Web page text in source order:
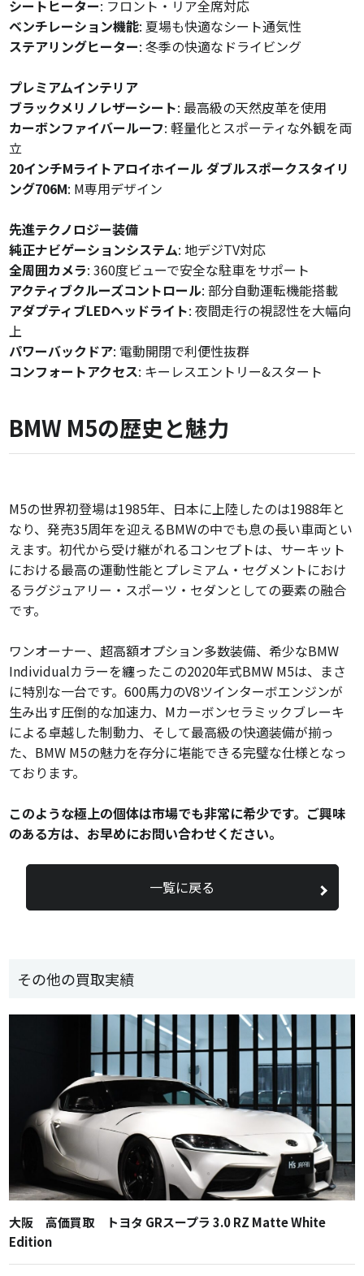
その他の買取実績
大阪 高価買取 トヨタ GRスープラ 3.0 RZ Matte White
Edition
シートヒーター: フロント・リア全席対応
ベンチレーション機能: 夏場も快適なシート通気性
ステアリングヒーター: 冬季の快適なドライビング
プレミアムインテリア
ブラックメリノレザーシート: 最高級の天然皮革を使用
カーボンファイバールーフ: 軽量化とスポーティな外観を両
立
20インチMライトアロイホイール ダブルスポークスタイリ
ング706M: M専用デザイン
先進テクノロジー装備
純正ナビゲーションシステム: 地デジTV対応
全周囲カメラ: 360度ビューで安全な駐車をサポート
アクティブクルーズコントロール: 部分自動運転機能搭載
アダプティブLEDヘッドライト: 夜間走行の視認性を大幅向
上
パワーバックドア: 電動開閉で利便性抜群
コンフォートアクセス: キーレスエントリー&スタート
BMW M5の歴史と魅力
M5の世界初登場は1985年、日本に上陸したのは1988年と
なり、発売35周年を迎えるBMWの中でも息の長い車両とい
えます。初代から受け継がれるコンセプトは、サーキット
における最高の運動性能とプレミアム・セグメントにおけ
るラグジュアリー・スポーツ・セダンとしての要素の融合
です。
ワンオーナー、超高額オプション多数装備、希少なBMW
Individualカラーを纏ったこの2020年式BMW M5は、まさ
に特別な一台です。600馬力のV8ツインターボエンジンが
生み出す圧倒的な加速力、Mカーボンセラミックブレーキ
による卓越した制動力、そして最高級の快適装備が揃っ
た、BMW M5の魅力を存分に堪能できる完璧な仕様となっ
ております。
このような極上の個体は市場でも非常に希少です。ご興味
のある方は、お早めにお問い合わせください。
一覧に戻る